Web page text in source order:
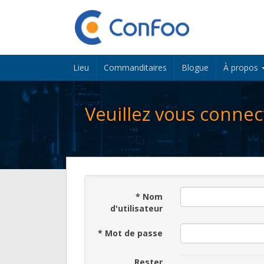
Lieu Commanditaires Blogue À propos
Veuillez vous
* Nom
d'utilisateur
* Mot de passe